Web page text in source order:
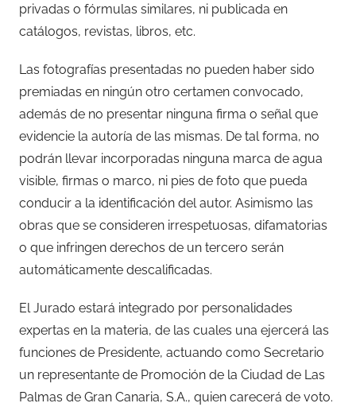
privadas o fórmulas similares, ni publicada en
catálogos, revistas, libros, etc.
Las fotografías presentadas no pueden haber sido
premiadas en ningún otro certamen convocado,
además de no presentar ninguna firma o señal que
evidencie la autoría de las mismas. De tal forma, no
podrán llevar incorporadas ninguna marca de agua
visible, firmas o marco, ni pies de foto que pueda
conducir a la identificación del autor. Asimismo las
obras que se consideren irrespetuosas, difamatorias
o que infringen derechos de un tercero serán
automáticamente descalificadas.
El Jurado estará integrado por personalidades
expertas en la materia, de las cuales una ejercerá las
funciones de Presidente, actuando como Secretario
un representante de Promoción de la Ciudad de Las
Palmas de Gran Canaria, S.A., quien carecerá de voto.